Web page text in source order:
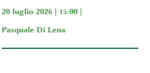
20 luglio 2026 | 15:00 |
Pasquale Di Lena